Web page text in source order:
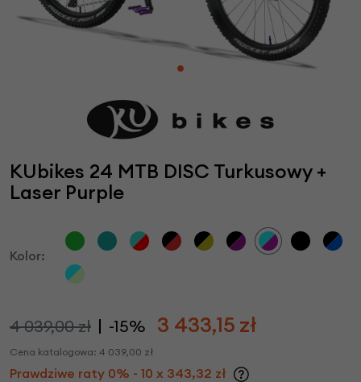
KUbikes 24 MTB DISC Turkusowy +
Laser Purple
Kolor:
4 039,00 zł -15% 3 433,15 zł
Cena katalogowa: 4 039,00 zł
Prawdziwe raty 0% - 10 x 343,32 zł